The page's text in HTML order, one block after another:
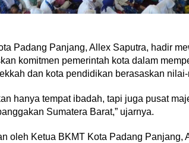
Padang Panjang, Allex Saputra, hadir
komitmen pemerintah kota dalam
dan kota pendidikan berasaskan
hanya tempat ibadah, tapi juga pusat
Sumatera Barat,” ujarnya.
oleh Ketua BKMT Kota Padang Panjang,